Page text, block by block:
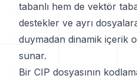
tabanlı hem de vektör
destekler ve ayrı
duymadan dinamik içerik
sunar.
Bir CIP dosyasının